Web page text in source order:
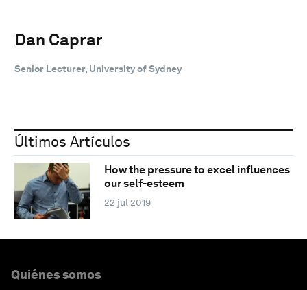
Dan Caprar
Senior Lecturer, University of Sydney
Últimos Artículos
How the pressure to excel influences
our self-esteem
22 jul 2019
Quiénes somos